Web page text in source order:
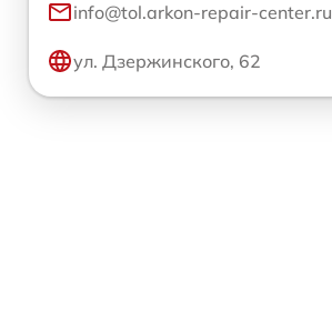
info@tol.arkon-repair-center.ru
ул. Дзержинского, 62